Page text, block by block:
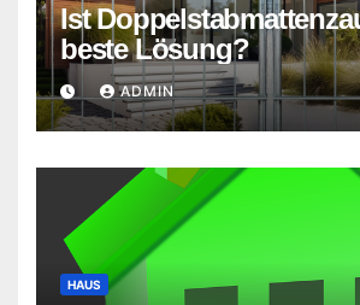
Ist
beste Lösung?
ADMIN
HAUS